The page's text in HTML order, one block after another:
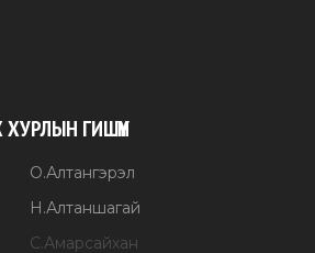
ГИШҮҮН
О.Алтангэрэл
Н.Алтаншагай
С.Амарсайхан